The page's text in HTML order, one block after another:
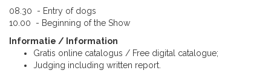
08.30 - Entry of dogs
10.00 - Beginning of the Show
Informatie / Information
Gratis online catalogus / Free digital catalogue;
Judging including written report.